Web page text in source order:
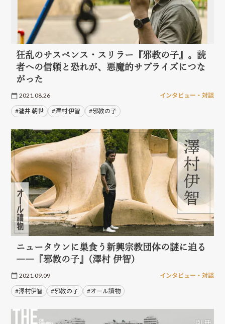
狂乱のサスペンス・スリラー『邪教の子』。読
者への信頼と恐れが、悪魔的サプライズにつな
がった
2021.08.26 インタビュー・対談
#瀧井 朝世 #澤村 伊智 #邪教の子
ニュータウンに巣食う新興宗教団体の謎に迫る
――『邪教の子』(澤村 伊智)
2021.09.09 インタビュー・対談
#澤村伊智 #邪教の子 #オール讀物